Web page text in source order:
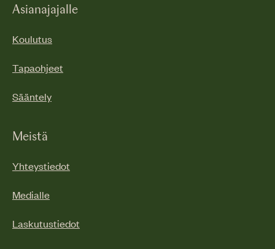
Asianajajalle
Koulutus
Tapaohjeet
Sääntely
Meistä
Yhteystiedot
Medialle
Laskutustiedot